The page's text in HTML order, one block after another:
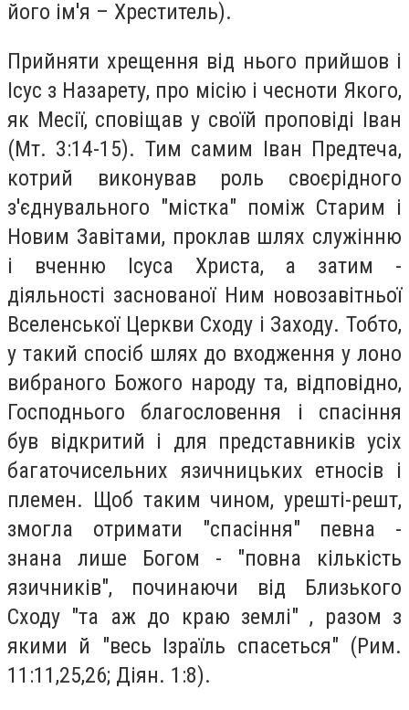
його ім'я – Хреститель).
Прийняти хрещення від нього прийшов і
Ісус з Назарету, про місію і чесноти Якого,
як Месії, сповіщав у своїй проповіді Іван
(Мт. 3:14-15). Тим самим Іван Предтеча,
котрий виконував роль своєрідного
з'єднувального "містка" поміж Старим і
Новим Завітами, проклав шлях служінню
і вченню Ісуса Христа, а затим -
діяльності заснованої Ним новозавітньої
Вселенської Церкви Сходу і Заходу. Тобто,
у такий спосіб шлях до входження у лоно
вибраного Божого народу та, відповідно,
Господнього благословення і спасіння
був відкритий і для представників усіх
багаточисельних язичницьких етносів і
племен. Щоб таким чином, урешті-решт,
змогла отримати "спасіння" певна -
знана лише Богом - "повна кількість
язичників", починаючи від Близького
Сходу "та аж до краю землі" , разом з
якими й "весь Ізраїль спасеться" (Рим.
11:11,25,26; Діян. 1:8).